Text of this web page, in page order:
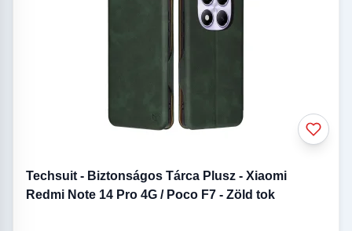
Techsuit - Biztonságos Tárca Plusz - Xiaomi
Redmi Note 14 Pro 4G / Poco F7 - Zöld tok